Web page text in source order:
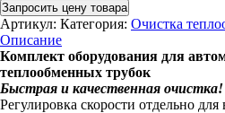
Запросить цену товара
Артикул: Категория: Очистка
Описание
Комплект оборудования для
теплообменных трубок
Быстрая и качественная очистка!
Регулировка скорости отдельно для